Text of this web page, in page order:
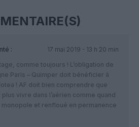
:
17 mai 2019 - 13 h 20 min
comme toujours ! L’obligation de
Paris – Quimper doit bénéficier à
! AF doit bien comprendre que
plus vivre dans l’aérien comme quand
monopole et renfloué en permanence